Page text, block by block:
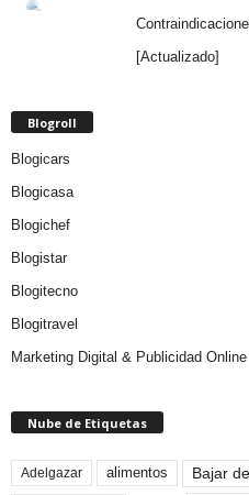
[Actualizado]
Blogroll
Blogicars
Blogicasa
Blogichef
Blogistar
Blogitecno
Blogitravel
Marketing Digital & Publicidad Online
Nube de Etiquetas
Adelgazar alimentos Bajar